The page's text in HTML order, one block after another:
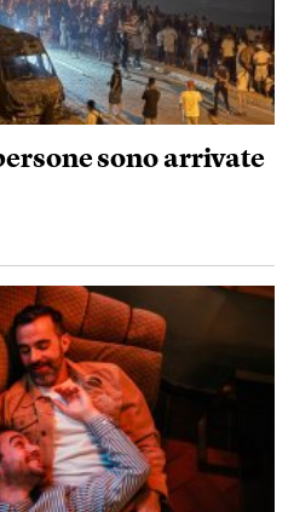
sono arrivate